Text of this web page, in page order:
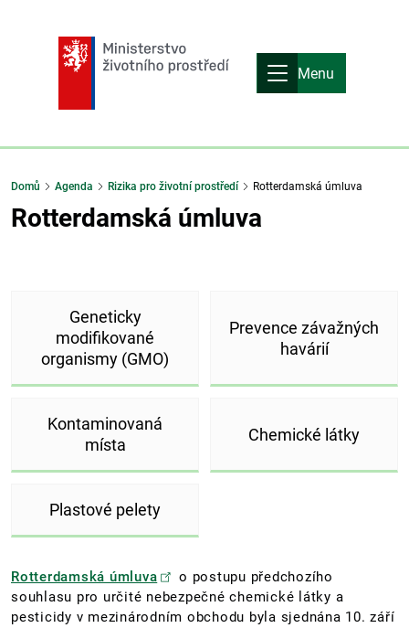
Menu
Domů Agenda Rizika pro životní prostředí Rotterdamská úmluva
Rotterdamská úmluva
Geneticky
modifikované
organismy (GMO)
Prevence závažných
havárií
Kontaminovaná
místa
Chemické látky
Plastové pelety
Rotterdamská úmluva
o postupu předchozího
souhlasu pro určité nebezpečné chemické látky a
pesticidy v mezinárodním obchodu byla sjednána 10. září